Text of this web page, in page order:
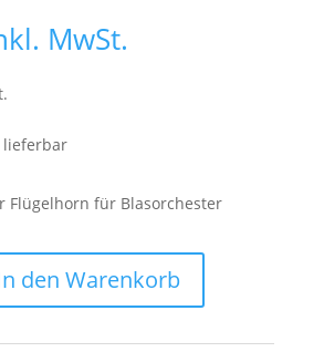
MwSt.
lieferbar
Flügelhorn für Blasorchester
den Warenkorb